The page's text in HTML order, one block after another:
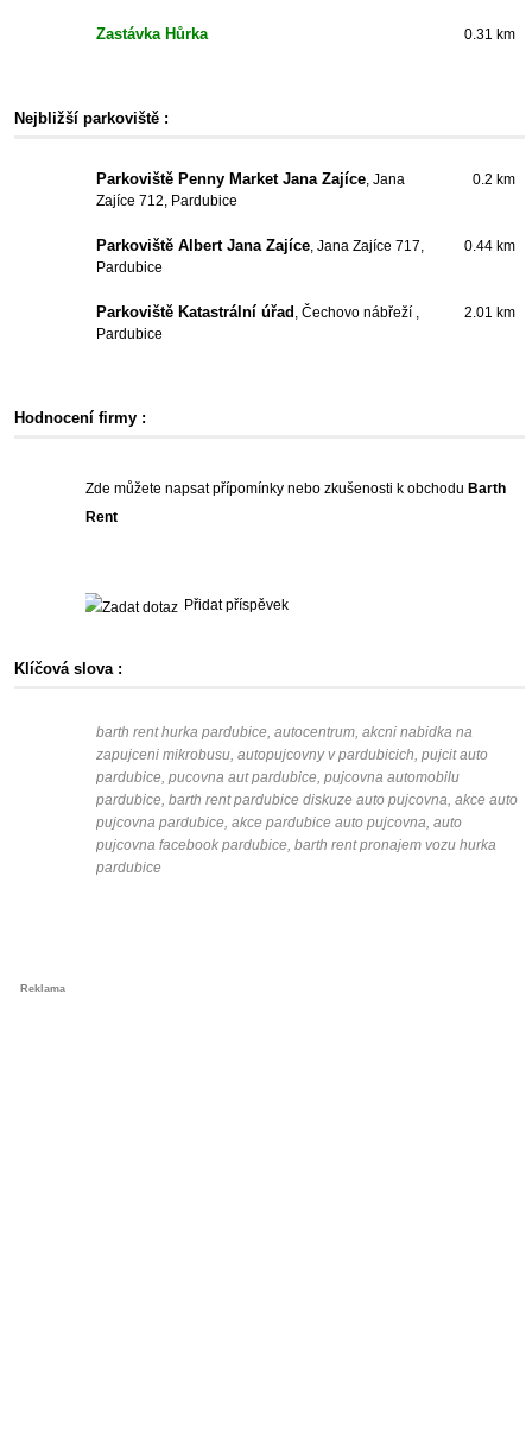
Zastávka Hůrka 0.31 km
Nejbližší parkoviště :
Parkoviště Penny Market Jana Zajíce, Jana
Zajíce 712, Pardubice
0.2 km
Parkoviště Albert Jana Zajíce, Jana Zajíce 717,
Pardubice
0.44 km
Parkoviště Katastrální úřad , Čechovo nábřeží ,
Pardubice
2.01 km
Hodnocení firmy :
Zde můžete napsat přípomínky nebo zkušenosti k obchodu Barth
Rent
Přidat příspěvek
Klíčová slova :
barth rent hurka pardubice, autocentrum, akcni nabidka na
zapujceni mikrobusu, autopujcovny v pardubicich, pujcit auto
pardubice, pucovna aut pardubice, pujcovna automobilu
pardubice, barth rent pardubice diskuze auto pujcovna, akce auto
pujcovna pardubice, akce pardubice auto pujcovna, auto
pujcovna facebook pardubice, barth rent pronajem vozu hurka
pardubice
Reklama